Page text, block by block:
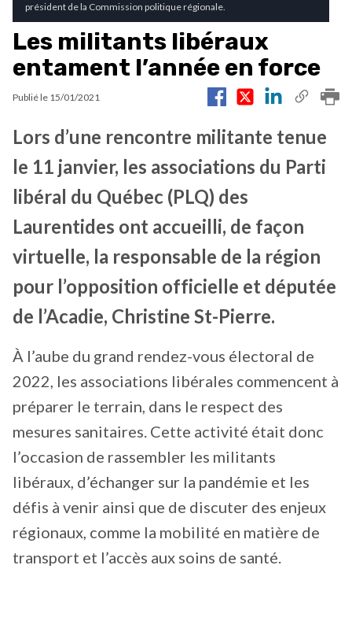
président de la Commission politique régionale.
Les militants libéraux
entament l’année en force
Publié le 15/01/2021
Lors d’une rencontre militante tenue
le 11 janvier, les associations du Parti
libéral du Québec (PLQ) des
Laurentides ont accueilli, de façon
virtuelle, la responsable de la région
pour l’opposition officielle et députée
de l’Acadie, Christine St-Pierre.
À l’aube du grand rendez-vous électoral de
2022, les associations libérales commencent à
préparer le terrain, dans le respect des
mesures sanitaires. Cette activité était donc
l’occasion de rassembler les militants
libéraux, d’échanger sur la pandémie et les
défis à venir ainsi que de discuter des enjeux
régionaux, comme la mobilité en matière de
transport et l’accès aux soins de santé.